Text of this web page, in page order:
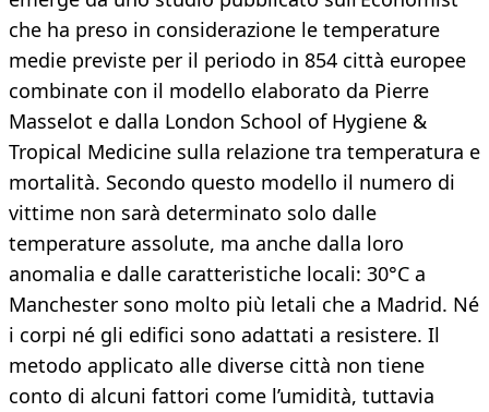
che ha preso in considerazione le temperature
medie previste per il periodo in 854 città europee
combinate con il modello elaborato da Pierre
Masselot e dalla London School of Hygiene &
Tropical Medicine sulla relazione tra temperatura e
mortalità. Secondo questo modello il numero di
vittime non sarà determinato solo dalle
temperature assolute, ma anche dalla loro
anomalia e dalle caratteristiche locali: 30°C a
Manchester sono molto più letali che a Madrid. Né
i corpi né gli edifici sono adattati a resistere. Il
metodo applicato alle diverse città non tiene
conto di alcuni fattori come l’umidità, tuttavia